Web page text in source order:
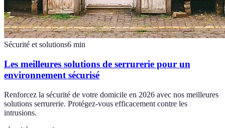
Sécurité et solutions6 min
Les meilleures solutions de serrurerie pour un
environnement sécurisé
Renforcez la sécurité de votre domicile en 2026 avec nos meilleures
solutions serrurerie. Protégez-vous efficacement contre les
intrusions.